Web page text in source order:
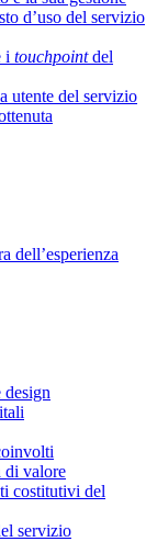
d’uso del servizio
i touchpointdel
utente del servizio
dell’esperienza
design
di valore
costitutivi del
servizio